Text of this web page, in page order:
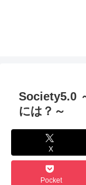
Society5.0
には？～
X
Pocket